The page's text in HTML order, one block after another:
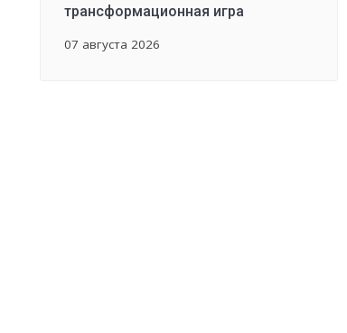
трансформационная игра
07 августа 2026